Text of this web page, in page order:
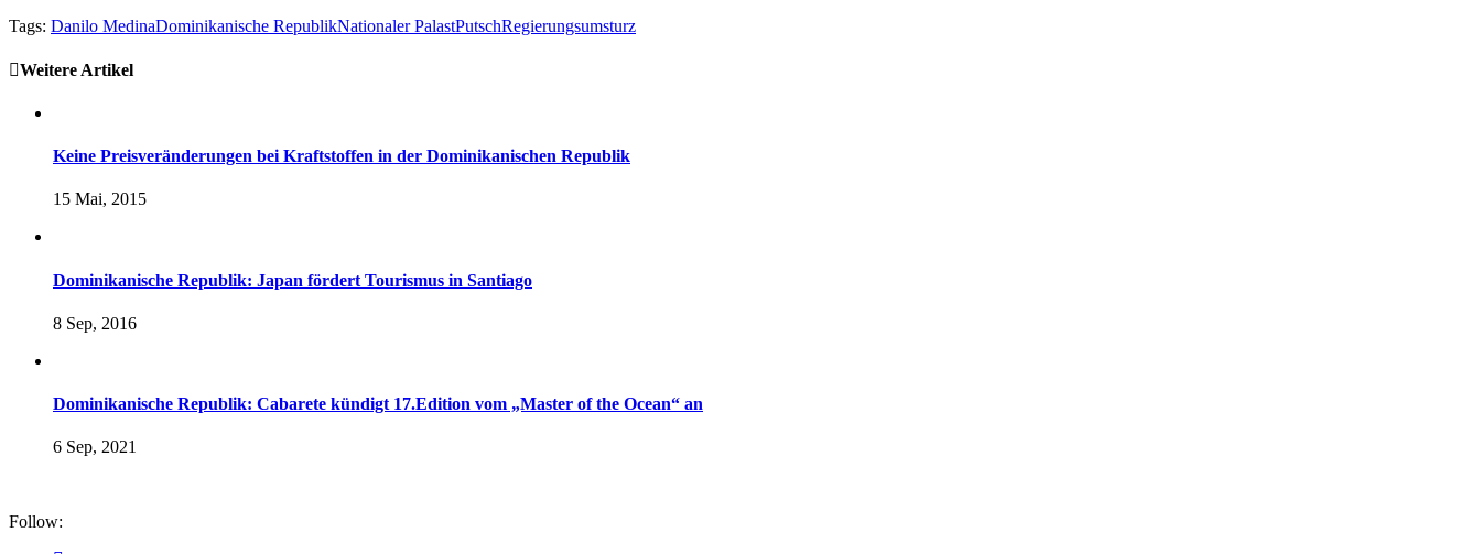
Tags: Danilo MedinaDominikanische RepublikNationaler PalastPutschRegierungsumsturz
Weitere Artikel
Keine Preisveränderungen bei Kraftstoffen in der Dominikanischen Republik
15 Mai, 2015
Dominikanische Republik: Japan fördert Tourismus in Santiago
8 Sep, 2016
Dominikanische Republik: Cabarete kündigt 17.Edition vom „Master of the Ocean“ an
6 Sep, 2021
Follow: